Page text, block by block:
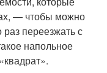
— чтобы можно
переезжать с
напольное